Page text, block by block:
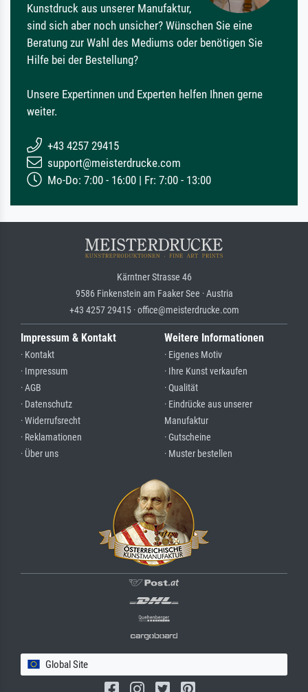
Kunstdruck aus unserer Manufaktur,
sind sich aber noch unsicher? Wünschen Sie eine
Beratung zur Wahl des Mediums oder benötigen Sie
Hilfe bei der Bestellung?
Unsere Expertinnen und Experten helfen Ihnen gerne
weiter.
+43 4257 29415
support@meisterdrucke.com
Mo-Do: 7:00 - 16:00 | Fr: 7:00 - 13:00
Kärntner Strasse 46
9586 Finkenstein am Faaker See · Austria
+43 4257 29415 · office@meisterdrucke.com
Impressum & Kontakt
· Kontakt
· Impressum
· AGB
· Datenschutz
· Widerrufsrecht
· Reklamationen
· Über uns
Weitere Informationen
· Eigenes Motiv
· Ihre Kunst verkaufen
· Qualität
· Eindrücke aus unserer
Manufaktur
· Gutscheine
· Muster bestellen
Global Site